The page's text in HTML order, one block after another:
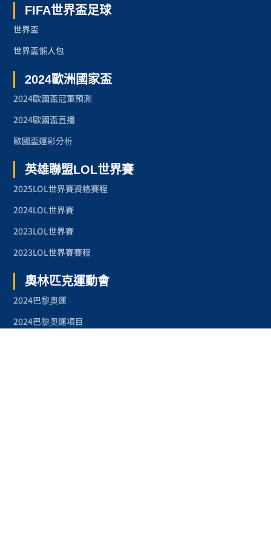
FIFA世界盃足球
世界盃
世界盃懶人包
2024歐洲國家盃
2024歐國盃冠軍預測
2024歐國盃直播
歐國盃運彩分析
英雄聯盟LOL世界賽
2025LOL世界賽資格賽程
2024LOL世界賽
2023LOL世界賽
2023LOL世界賽賽程
奧林匹克運動會
2024巴黎奧運
2024巴黎奧運項目